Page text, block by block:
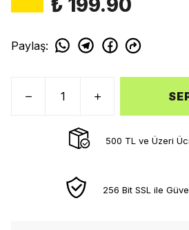
₺ 199.90
Paylaş:
500 TL ve Üzeri
256 Bit SSL ile